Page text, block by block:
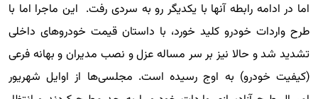
اما در ادامه رابطه آنها با یکدیگر رو به سردی رفت. این ماجرا اما با
طرح واردات خودرو کلید خورد، با داستان قیمت خودروهای داخلی
تشدید شد و حالا نیز بر سر مساله عزل و نصب مدیران و بهانه فرعی
(کیفیت خودرو) به اوج رسیده است. مجلسی‌ها از اوایل شهریور